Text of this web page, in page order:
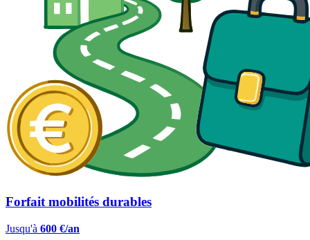
Forfait mobilités durables
Jusqu'à 600 €/an